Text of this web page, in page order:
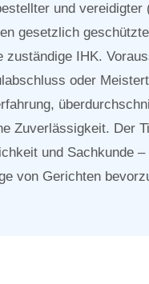
und vereidigter
gesetzlich
zuständige IHK.
oder
Zuverlässigkeit. Der
und Sachkunde –
von Gerichten